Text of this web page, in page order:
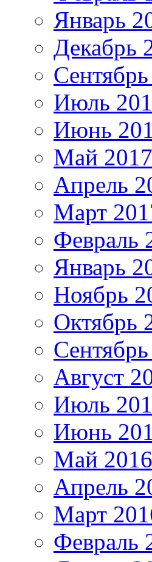
Январь
Декабрь
Июль
Июнь
Май 2017
Апрель
Март
Февраль
Январь
Ноябрь
Октябрь
Август
Июль
Июнь
Май 2016
Апрель
Март
Февраль